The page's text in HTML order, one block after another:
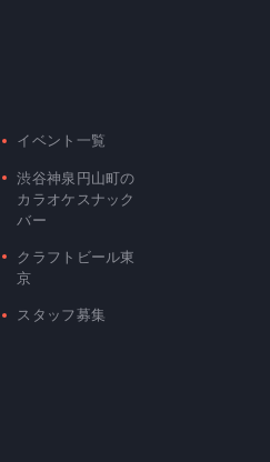
イベント一覧
渋谷神泉円山町の
カラオケスナック
バー
クラフトビール東
京
スタッフ募集